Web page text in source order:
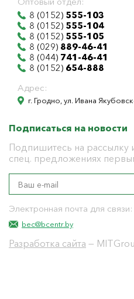
8 (0152) 555-103
8 (0152) 555-104
8 (0152) 555-105
8 (029) 889-46-41
8 (044) 741-46-41
8 (0152) 654-888
Адрес:
г. Гродно, ул. Ивана
Подписаться на новости
Подпишитесь на рассылку
спец. предложениях
Электронная почта для связи:
bec@bcentr.by
Разработка сайта —